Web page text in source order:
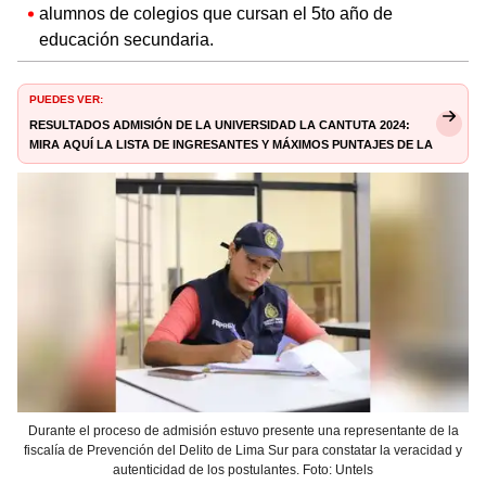
alumnos de colegios que cursan el 5to año de
educación secundaria.
PUEDES VER:
Resultados Admisión de la Universidad La Cantuta 2024:
mira AQUÍ la lista de ingresantes y máximos puntajes de la
UNE
Durante el proceso de admisión estuvo presente una representante de la
fiscalía de Prevención del Delito de Lima Sur para constatar la veracidad y
autenticidad de los postulantes. Foto: Untels